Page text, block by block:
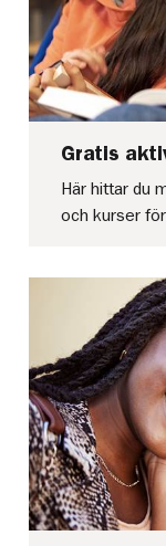
Gratis
Här hittar du
och kurser